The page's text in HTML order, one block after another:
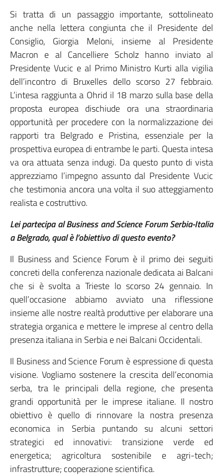
Si tratta di un passaggio importante, sottolineato
anche nella lettera congiunta che il Presidente del
Consiglio, Giorgia Meloni, insieme al Presidente
Macron e al Cancelliere Scholz hanno inviato al
Presidente Vucic e al Primo Ministro Kurti alla vigilia
dell’incontro di Bruxelles dello scorso 27 febbraio.
L’intesa raggiunta a Ohrid il 18 marzo sulla base della
proposta europea dischiude ora una straordinaria
opportunità per procedere con la normalizzazione dei
rapporti tra Belgrado e Pristina, essenziale per la
prospettiva europea di entrambe le parti. Questa intesa
va ora attuata senza indugi. Da questo punto di vista
apprezziamo l’impegno assunto dal Presidente Vucic
che testimonia ancora una volta il suo atteggiamento
realista e costruttivo.
Lei partecipa al Business and Science Forum Serbia-Italia
a Belgrado, qual è l’obiettivo di questo evento?
Il Business and Science Forum è il primo dei seguiti
concreti della conferenza nazionale dedicata ai Balcani
che si è svolta a Trieste lo scorso 24 gennaio. In
quell’occasione abbiamo avviato una riflessione
insieme alle nostre realtà produttive per elaborare una
strategia organica e mettere le imprese al centro della
presenza italiana in Serbia e nei Balcani Occidentali.
Il Business and Science Forum è espressione di questa
visione. Vogliamo sostenere la crescita dell’economia
serba, tra le principali della regione, che presenta
grandi opportunità per le imprese italiane. Il nostro
obiettivo è quello di rinnovare la nostra presenza
economica in Serbia puntando su alcuni settori
strategici ed innovativi: transizione verde ed
energetica; agricoltura sostenibile e agri-tech;
infrastrutture; cooperazione scientifica.